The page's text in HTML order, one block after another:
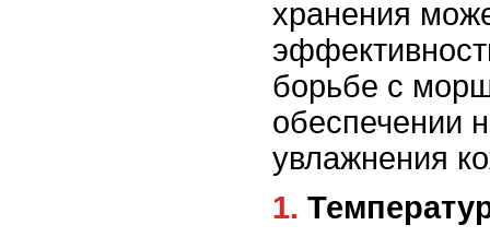
хранения
борьбе с
обеспечении
увлажнения
1.